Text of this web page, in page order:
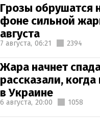
Грозы обрушатся
фоне сильной
августа
7 августа, 06:21 2394
Жара начнет
рассказали,
в Украине
6 августа, 20:00 1058